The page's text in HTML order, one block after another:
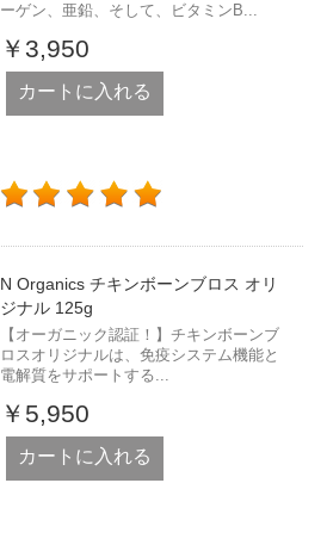
ーゲン、亜鉛、そして、ビタミンB...
￥3,950
カートに入れる
N Organics チキンボーンブロス オリ
ジナル 125g
【オーガニック認証！】チキンボーンブ
ロスオリジナルは、免疫システム機能と
電解質をサポートする...
￥5,950
カートに入れる